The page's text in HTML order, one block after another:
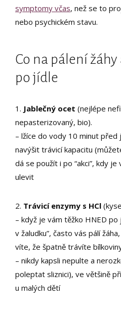
symptomy včas, než se to
nebo psychickém stavu.
Co na pálení
po jídle
1. Jablečný ocet (nejlépe
nepasterizovaný, bio).
– lžíce do vody 10 minut před
navýšit trávicí kapacitu
dá se použít i po “akci”, kdy
ulevit
2. Trávicí enzymy s HCl
– když je vám těžko HNED po
v žaludku”, často vás pálí
víte, že špatně trávíte
– nikdy kapsli nepulte a
poleptat sliznici), ve většině
u malých dětí